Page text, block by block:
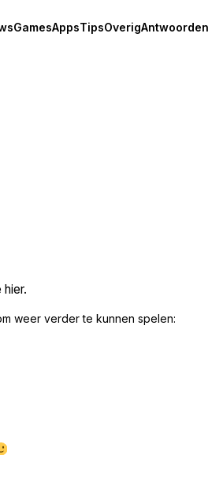
GamesAppsTipsOverigAntwoorden
weer verder te kunnen spelen: